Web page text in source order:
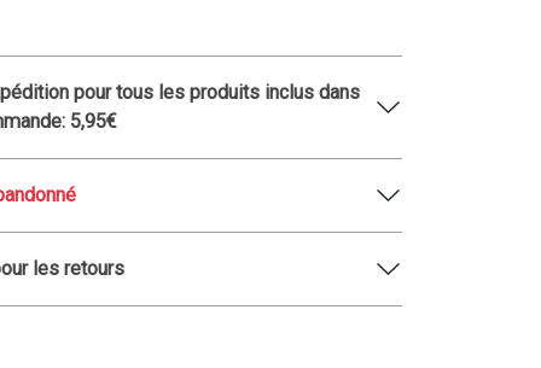
pour tous les produits inclus dans
5,95€
les retours